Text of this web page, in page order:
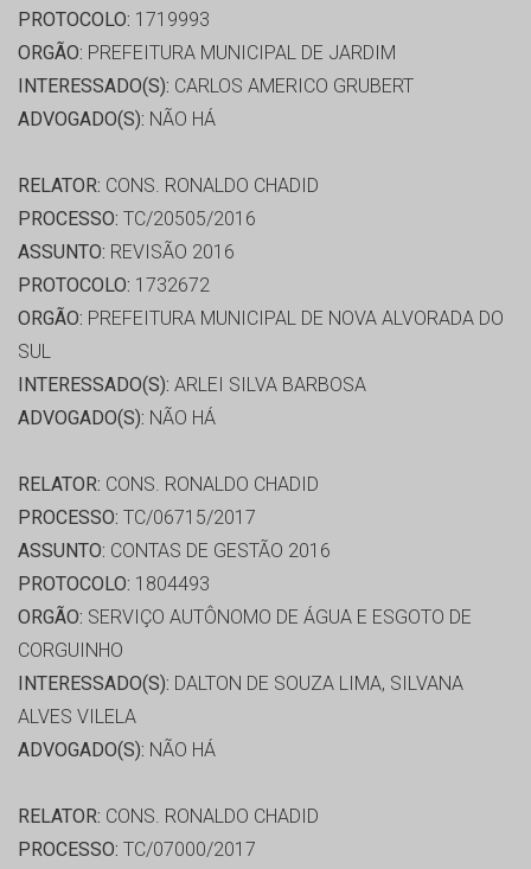
PROTOCOLO: 1719993
ORGÃO: PREFEITURA MUNICIPAL DE JARDIM
INTERESSADO(S): CARLOS AMERICO GRUBERT
ADVOGADO(S): NÃO HÁ
RELATOR: CONS. RONALDO CHADID
PROCESSO: TC/20505/2016
ASSUNTO: REVISÃO 2016
PROTOCOLO: 1732672
ORGÃO: PREFEITURA MUNICIPAL DE NOVA ALVORADA DO
SUL
INTERESSADO(S): ARLEI SILVA BARBOSA
ADVOGADO(S): NÃO HÁ
RELATOR: CONS. RONALDO CHADID
PROCESSO: TC/06715/2017
ASSUNTO: CONTAS DE GESTÃO 2016
PROTOCOLO: 1804493
ORGÃO: SERVIÇO AUTÔNOMO DE ÁGUA E ESGOTO DE
CORGUINHO
INTERESSADO(S): DALTON DE SOUZA LIMA, SILVANA
ALVES VILELA
ADVOGADO(S): NÃO HÁ
RELATOR: CONS. RONALDO CHADID
PROCESSO: TC/07000/2017